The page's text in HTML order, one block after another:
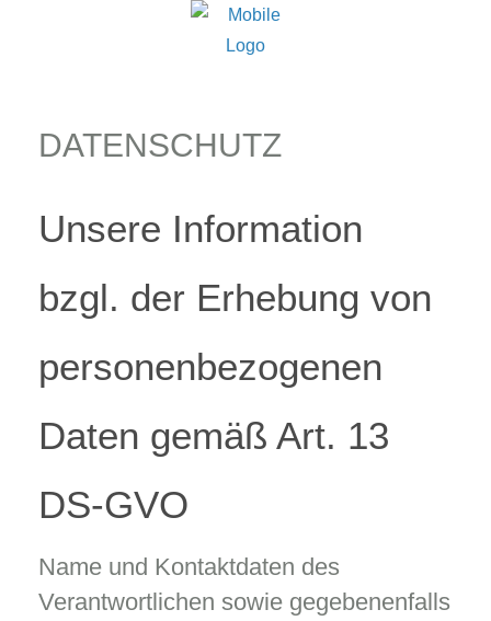
DATENSCHUTZ
Unsere Information
bzgl. der Erhebung von
personenbezogenen
Daten gemäß Art. 13
DS-GVO
Name und Kontaktdaten des
Verantwortlichen sowie gegebenenfalls